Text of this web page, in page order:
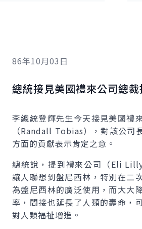
86年10月03日
總統接見美國禮來公司總
李總統登輝先生今天接見美國禮
（Randall Tobias），對該公司
方面的貢獻表示肯定之意。
總統說，提到禮來公司（Eli
讓人聯想到盤尼西林，特別在二
為盤尼西林的廣泛使用，而大大
率，間接也延長了人類的壽命，
對人類福祉增進。